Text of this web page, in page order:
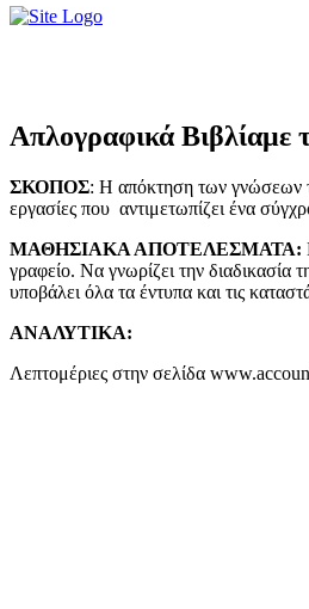
Απλογραφικά Βιβλίαμε
ΣΚΟΠΟΣ: Η απόκτηση των γνώσεων
εργασίες που αντιμετωπίζει ένα
ΜΑΘΗΣΙΑΚΑ ΑΠΟΤΕΛΕΣΜΑΤΑ:
γραφείο. Να γνωρίζει την διαδικασία
υποβάλει όλα τα έντυπα και τις
ΑΝΑΛΥΤΙΚΑ:
Λεπτομέριες στην σελίδα